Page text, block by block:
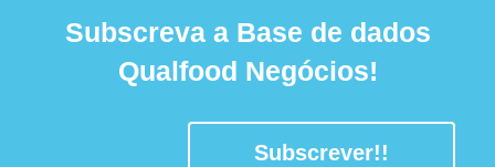
Subscreva a Base de dados
Qualfood Negócios!
Subscrever!!